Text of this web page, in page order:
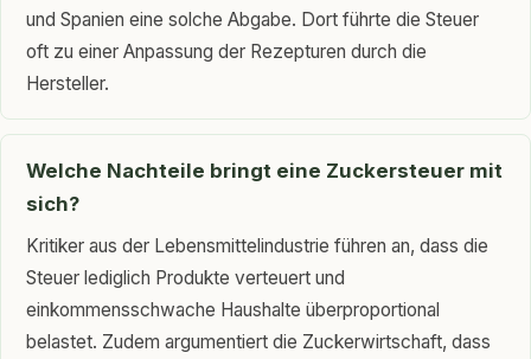
und Spanien eine solche Abgabe. Dort führte die Steuer
oft zu einer Anpassung der Rezepturen durch die
Hersteller.
Welche Nachteile bringt eine Zuckersteuer mit
sich?
Kritiker aus der Lebensmittelindustrie führen an, dass die
Steuer lediglich Produkte verteuert und
einkommensschwache Haushalte überproportional
belastet. Zudem argumentiert die Zuckerwirtschaft, dass